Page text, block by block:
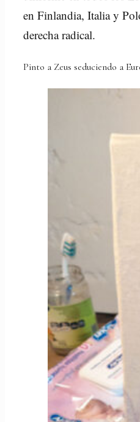
en Finlandia, Italia y
derecha radical.
Pinto a Zeus seduciendo a